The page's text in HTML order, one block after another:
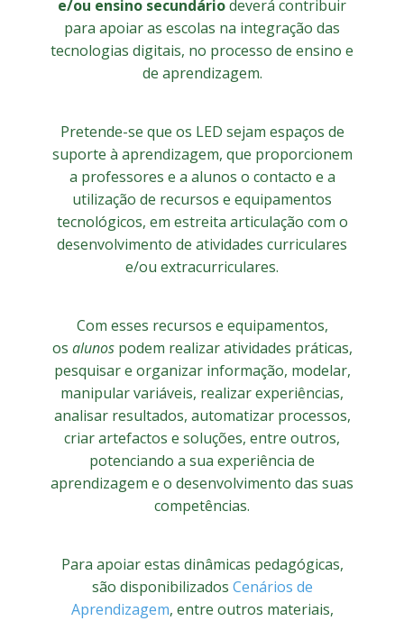
e/ou ensino secundáriodeverá contribuir
para apoiar as escolas na integração das
tecnologias digitais, no processo de ensino e
de aprendizagem.
Pretende-se que os LED sejam espaços de
suporte à aprendizagem, que proporcionem
a professores e a alunos o contacto e a
utilização de recursos e equipamentos
tecnológicos, em estreita articulação com o
desenvolvimento de atividades curriculares
e/ou extracurriculares.
Com esses recursos e equipamentos,
os alunos podem realizar atividades práticas,
pesquisar e organizar informação, modelar,
manipular variáveis, realizar experiências,
analisar resultados, automatizar processos,
criar artefactos e soluções, entre outros,
potenciando a sua experiência de
aprendizagem e o desenvolvimento das suas
competências.
Para apoiar estas dinâmicas pedagógicas,
são disponibilizados Cenários de
Aprendizagem, entre outros materiais,